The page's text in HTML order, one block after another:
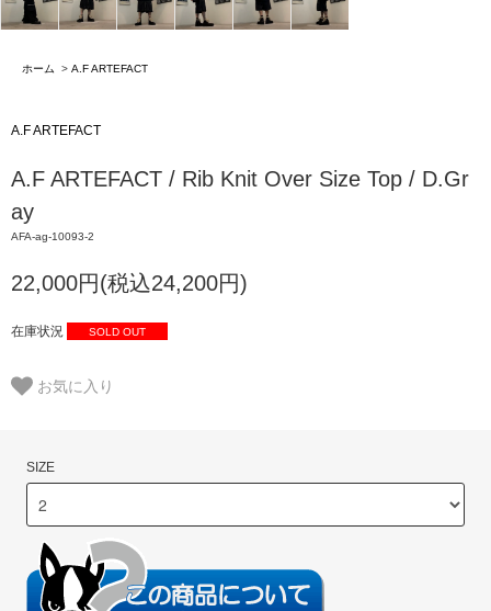
ホーム > A.F ARTEFACT
A.F ARTEFACT
A.F ARTEFACT / Rib Knit Over Size Top / D.Gr
ay
AFA-ag-10093-2
22,000円(税込24,200円)
在庫状況 SOLD OUT
お気に入り
SIZE